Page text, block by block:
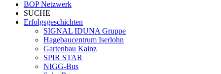
BOP Netzwerk
SUCHE
Erfolgsgeschichten
SIGNAL IDUNA Gruppe
Hagebaucentrum Iserlohn
Gartenbau Kainz
SPIR STAR
NIGG-Bus